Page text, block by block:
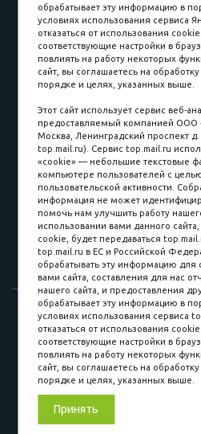
пл. Соляная, 6,
8 (3822) 60-
8 (3822) 50-
8 (3822) 22-
8 (3822) 50-
8 (3822) 65-
© 2015-2026. Компания
ИП Саворенко Валерий
Соляная, 6 стр. 16,
обрабатывает эту информацию в
условиях использования сервиса
отказаться от использования
соответствующие настройки в
повлиять на работу некоторых
сайт, вы соглашаетесь на
порядке и целях, указанных выше.
Этот сайт использует сервис веб-
предоставляемый компанией ООО
Москва, Ленинградский проспект
top.mail.ru). Сервис top.mail.ru
«cookie» — небольшие текстовые
компьютере пользователей с
пользовательской активности.
информация не может
помочь нам улучшить работу
использовании вами данного
cookie, будет передаваться
top.mail.ru в ЕС и Российской
обрабатывать эту информацию для
вами сайта, составления для нас
нашего сайта, и предоставления
обрабатывает эту информацию в
условиях использования сервиса
отказаться от использования
соответствующие настройки в
повлиять на работу некоторых
сайт, вы соглашаетесь на
порядке и целях, указанных выше.
Принять